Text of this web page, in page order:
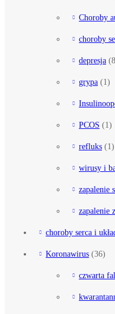
Choroby
choroby
depresja
grypa (1)
PCOS (1)
refluks (1)
wirusy i
zapalenie
zapalenie
choroby serca i
Koronawirus (36)
czwarta